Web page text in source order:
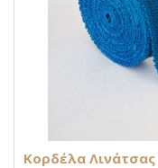
Κορδέλα